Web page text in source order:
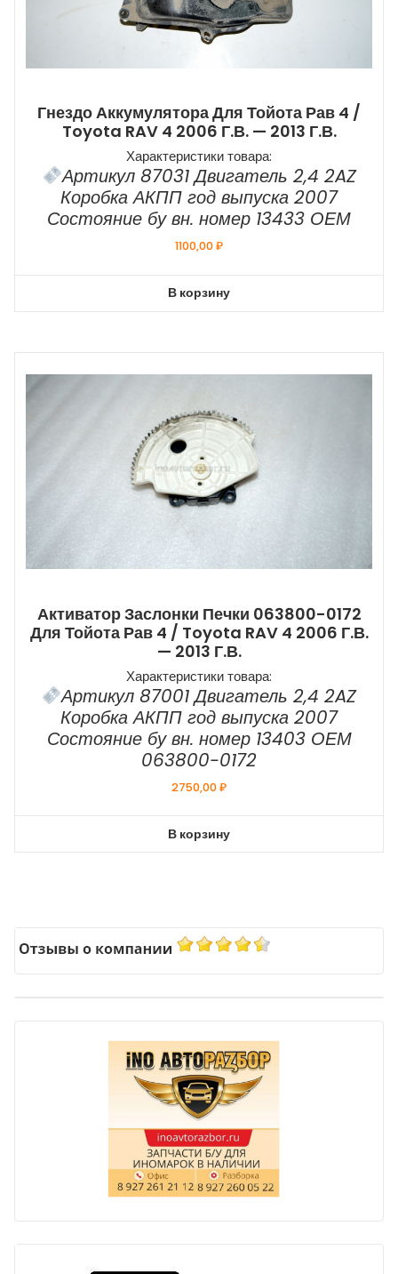
Гнездо Аккумулятора Для Тойота Рав 4 /
Toyota RAV 4 2006 Г.в. — 2013 Г.в.
Характеристики товара:
Артикул 87031 Двигатель 2,4 2AZ
Коробка АКПП год выпуска 2007
Состояние бу вн. номер 13433 ОЕМ
1100,00₽
В корзину
Активатор Заслонки Печки 063800-0172
Для Тойота Рав 4 / Toyota RAV 4 2006 Г.в.
— 2013 Г.в.
Характеристики товара:
Артикул 87001 Двигатель 2,4 2AZ
Коробка АКПП год выпуска 2007
Состояние бу вн. номер 13403 ОЕМ
063800-0172
2750,00₽
В корзину